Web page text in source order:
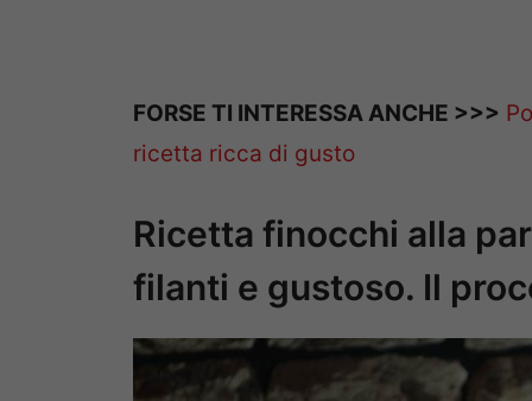
FORSE TI INTERESSA ANCHE >>>
ricetta ricca di gusto
Ricetta finocchi alla
filanti e gustoso. Il